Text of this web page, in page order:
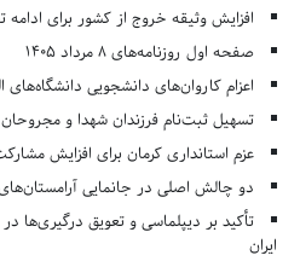
افزایش وثیقه خروج از کشور برای ادامه تحصیل به ۲۰۰
صفحه اول روزنامه‌های 8 مرداد 1405
اعزام کاروان‌های دانشجویی
تسهیل ثبت‌نام فرزندان شهدا و
عزم استانداری کرمان برای افزایش
دو چالش اصلی در جانمایی
تأکید بر دیپلماسی و تعویق درگیری‌ها در
ایران